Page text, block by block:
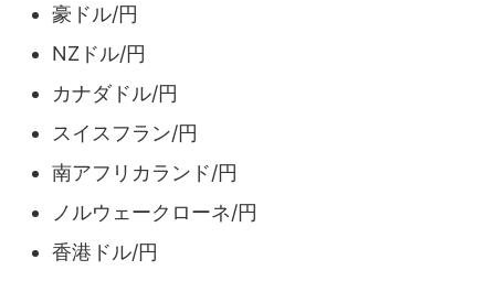
豪ドル/円
NZドル/円
カナダドル/円
スイスフラン/円
南アフリカランド/円
ノルウェークローネ/円
香港ドル/円